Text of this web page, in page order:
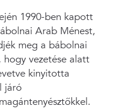
1990-ben kapott
Arab Ménest,
meg a bábolnai
hogy vezetése alatt
kinyitotta
járó